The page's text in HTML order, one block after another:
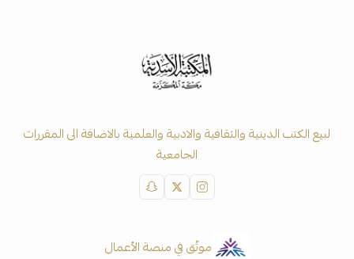
لبيع الكتب الدينية والثقافية والادبية والعلمية بالاضافة الى المقررات
الجامعية
موثّق في منصة الأعمال